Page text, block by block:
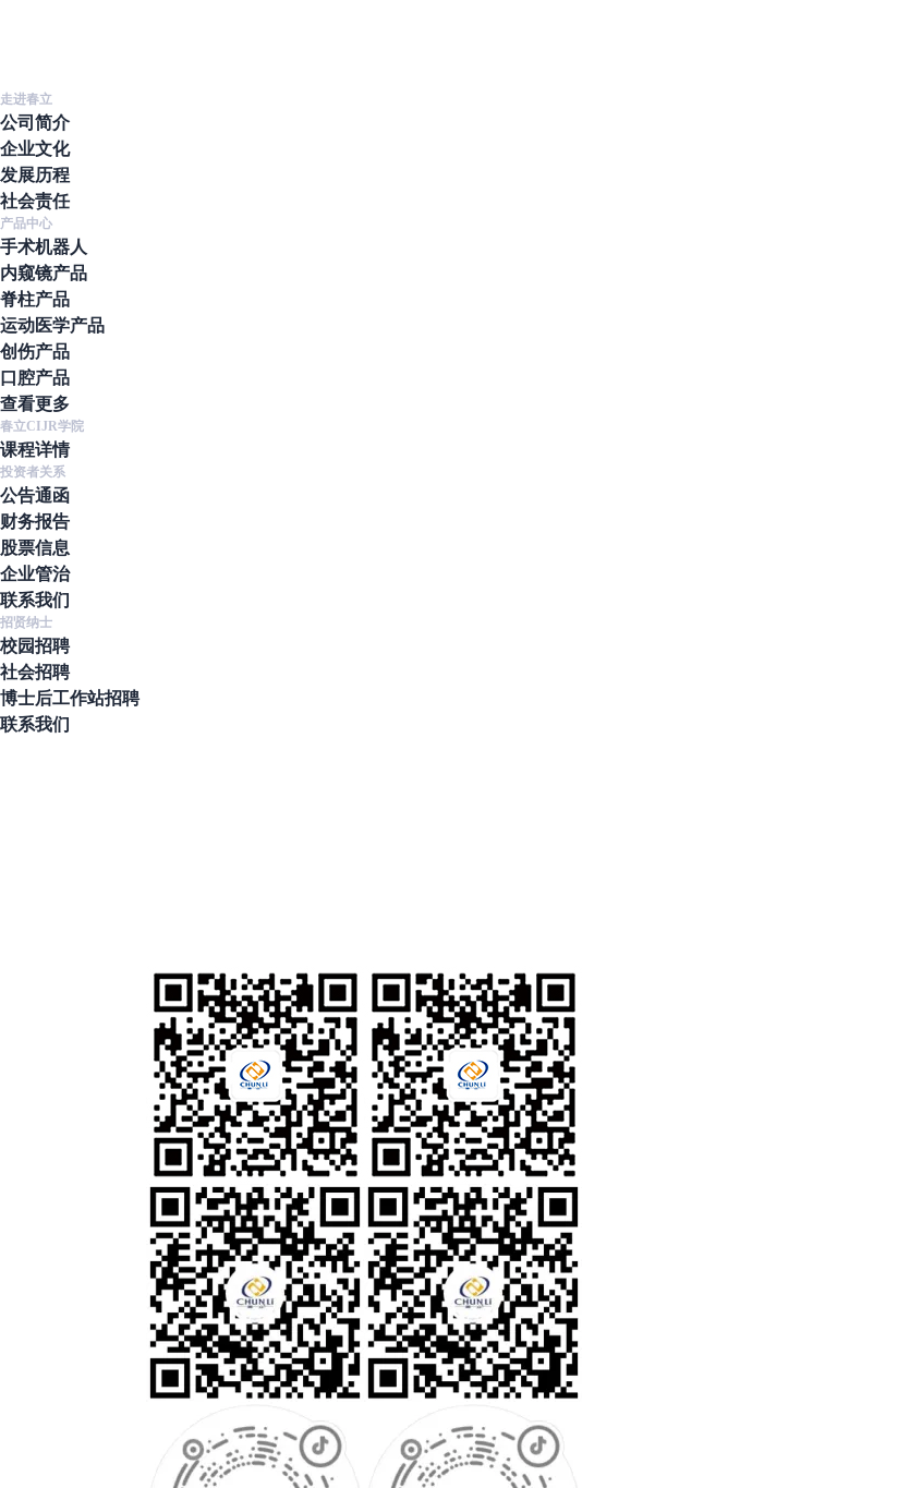
走进春立
公司简介
企业文化
发展历程
社会责任
产品中心
手术机器人
内窥镜产品
脊柱产品
运动医学产品
创伤产品
口腔产品
查看更多
春立CIJR学院
课程详情
投资者关系
公告通函
财务报告
股票信息
企业管治
联系我们
招贤纳士
校园招聘
社会招聘
博士后工作站招聘
联系我们